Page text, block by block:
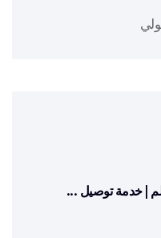
| خدمة توصيل ...